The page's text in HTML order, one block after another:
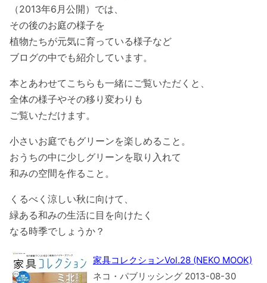
（2013年6月公開）では、
その後のお庭の様子を
植物たちが元気に育っている様子など
ブログの中でも紹介しています。
本とあわせてこちらも一緒にご覧いただくと、
全体の様子やその移り変わりも
ご覧いただけます。
小さいお庭でもグリーンを楽しめること。
おうちの中に少しグリーンを取り入れて
和みの空間を作ること。
くるべく涼しい秋に向けて、
緑ある和みの生活に目を向けたく
なる時季でしょうか？
家具コレクションVol.28 (NEKO MOOK)
ネコ・パブリッシング 2013-08-30